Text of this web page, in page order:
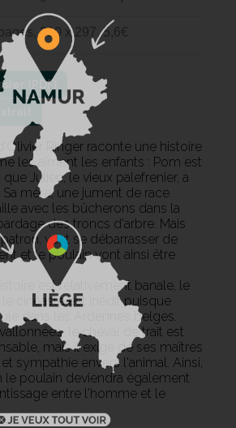
pages, 210 x 297, 5,6€
d'Olivier Ringer raconte une histoire
les aiment les enfants : Pom est
Julien, le vieux palefrenier, a
mère, une jument de race
avec les bûcherons dans la
des troncs d'arbre. Mais
veut se débarrasser de
et le poulain vont ainsi être
est relativement banale, le
cinéaste est inédit puisque
dans les Ardennes belges.
le cheval de trait est
mais il exige de ses maîtres
sympathie envers l'animal. Ainsi,
le poulain deviendra également
entre l'homme et le